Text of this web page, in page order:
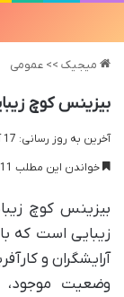
میجیک >> عمومی
بیزینس کوچ
آخرین به روز رسانی: 17 آبان 1404
خواندن این مطلب 11 دقیقه زمان میبرد
بیزینس کوچ
زیبایی است که
آرایشگران و
وضعیت موجود،